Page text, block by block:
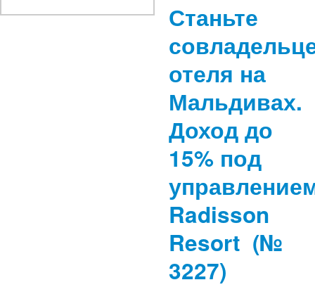
Станьте
отеля на
Мальдивах.
Доход до
15% под
Radisson
Resort (№
3227)